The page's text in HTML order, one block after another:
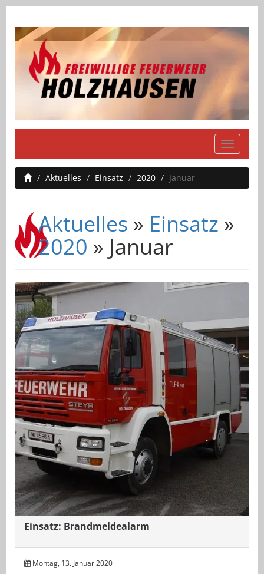
Aktuelles
Einsatz 2020 Januar
Aktuelles » Einsatz »
2020 » Januar
Einsatz: Brandmeldealarm
Montag, 13. Januar 2020